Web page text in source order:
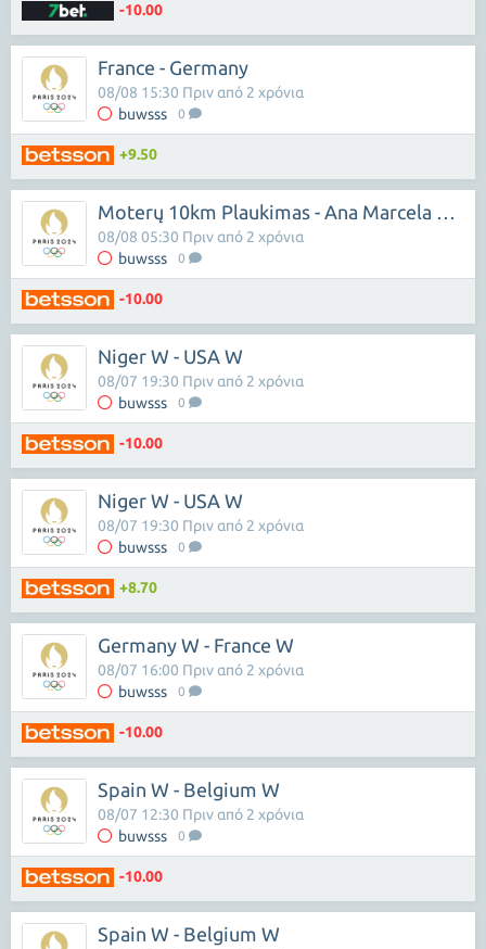
-10.00
France - Germany
buwsss 0
08/08 15:30 Πριν από 2 χρόνια
+9.50
Moterų 10km Plaukimas - Ana Marcela Cunha
buwsss 0
08/08 05:30 Πριν από 2 χρόνια
-10.00
Niger W - USA W
buwsss 0
08/07 19:30 Πριν από 2 χρόνια
-10.00
Niger W - USA W
buwsss 0
08/07 19:30 Πριν από 2 χρόνια
+8.70
Germany W - France W
buwsss 0
08/07 16:00 Πριν από 2 χρόνια
-10.00
Spain W - Belgium W
buwsss 0
08/07 12:30 Πριν από 2 χρόνια
-10.00
Spain W - Belgium W